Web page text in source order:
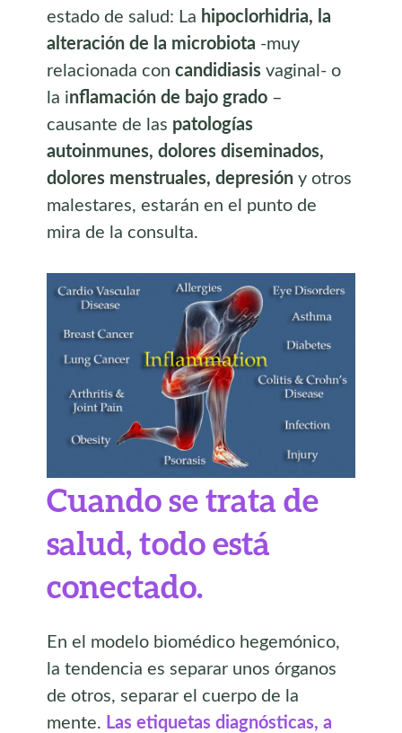
estado de salud: La hipoclorhidria, la
alteración de la microbiota -muy
relacionada concandidiasisvaginal- o
la inflamación de bajo grado –
causante de las patologías
autoinmunes, dolores diseminados,
dolores menstruales, depresióny otros
malestares, estarán en el punto de
mira de la consulta.
Cuando se trata de
salud, todo está
conectado.
En el modelo biomédico hegemónico,
la tendencia es separar unos órganos
de otros, separar el cuerpo de la
mente. Las etiquetas diagnósticas, a